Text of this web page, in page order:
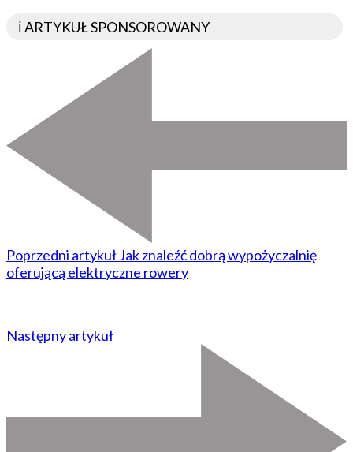
ℹ️ ARTYKUŁ SPONSOROWANY
Poprzedni artykułJak znaleźć dobrą wypożyczalnię
oferującą elektryczne rowery
Następny artykuł